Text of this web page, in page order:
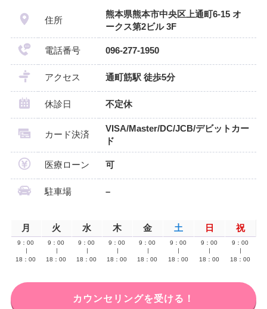
住所
熊本県熊本市中央区上通町6-15 オ
ークス第2ビル 3F
電話番号 096-277-1950
アクセス 通町筋駅 徒歩5分
休診日 不定休
カード決済
VISA/Master/DC/JCB/デビットカー
ド
医療ローン 可
駐車場 –
月 火 水 木 金 土 日 祝
9：00
18：00
9：00
18：00
9：00
18：00
9：00
18：00
9：00
18：00
9：00
18：00
9：00
18：00
9：00
18：00
カウンセリングを受ける！